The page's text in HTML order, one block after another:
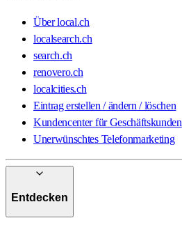
Über local.ch
localsearch.ch
search.ch
renovero.ch
localcities.ch
Eintrag erstellen / ändern / löschen
Kundencenter für Geschäftskunden
Unerwünschtes Telefonmarketing
Entdecken